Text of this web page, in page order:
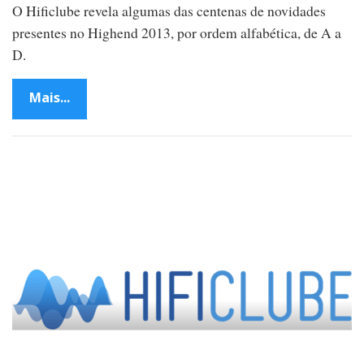
O Hificlube revela algumas das centenas de novidades
presentes no Highend 2013, por ordem alfabética, de A a
D.
Mais...